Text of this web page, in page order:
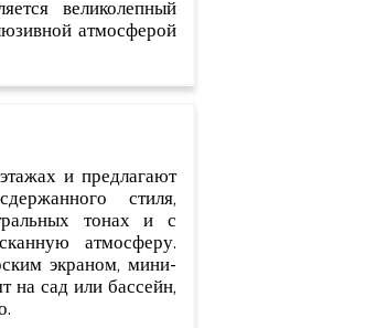
великолепный
атмосферой
и предлагают
стиля,
тонах и с
атмосферу.
экраном, мини-
на сад или бассейн,